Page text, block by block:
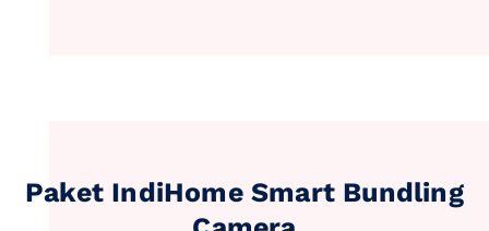
Paket IndiHome Smart Bundling